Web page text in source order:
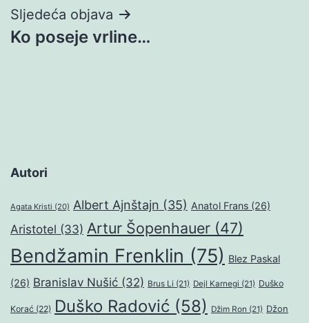
Sljedeća objava
Ko poseje vrline…
Autori
Agata Kristi (20) Albert Ajnštajn (35) Anatol Frans (26)
Aristotel (33) Artur Šopenhauer (47)
Bendžamin Frenklin (75) Blez Paskal
(26) Branislav Nušić (32) Brus Li (21) Dejl Karnegi (21) Duško
Korać (22) Duško Radović (58) Džim Ron (21) Džon